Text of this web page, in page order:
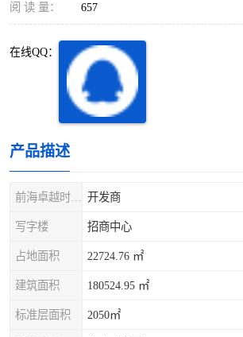
阅 读 量： 657
在线QQ：
产品描述
开发商
写字楼 招商中心
占地面积 22724.76 ㎡
建筑面积 180524.95 ㎡
标准层面积 2050㎡
深圳超级总部基地 后海
龙岗区
光明区
龙华观澜